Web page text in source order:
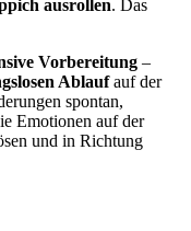
ausrollen. Das
Vorbereitung –
Ablaufauf der
spontan,
Emotionen auf der
und in Richtung